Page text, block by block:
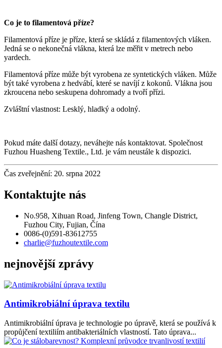
Co je to filamentová příze?
Filamentová příze je příze, která se skládá z filamentových vláken.
Jedná se o nekonečná vlákna, která lze měřit v metrech nebo
yardech.
Filamentová příze může být vyrobena ze syntetických vláken. Může
být také vyrobena z hedvábí, které se navíjí z kokonů. Vlákna jsou
zkroucena nebo seskupena dohromady a tvoří přízi.
Zvláštní vlastnost: Lesklý, hladký a odolný.
Pokud máte další dotazy, neváhejte nás kontaktovat. Společnost
Fuzhou Huasheng Textile., Ltd. je vám neustále k dispozici.
Čas zveřejnění: 20. srpna 2022
Kontaktujte nás
No.958, Xihuan Road, Jinfeng Town, Changle District,
Fuzhou City, Fujian, Čína
0086-(0)591-83612755
charlie@fuzhoutextile.com
nejnovější zprávy
Antimikrobiální úprava textilu
Antimikrobiální úprava je technologie po úpravě, která se používá k
propůjčení textiliím antibakteriálních vlastností. Tato úprava...